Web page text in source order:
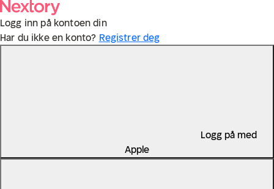
Logg inn på kontoen din
Har du ikke en konto? Registrer deg
Logg på med
Apple